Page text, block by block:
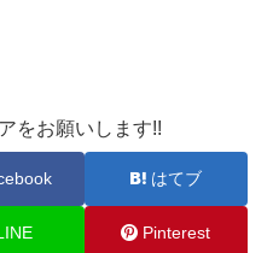
をお願いします!!
はてブ
Pinterest